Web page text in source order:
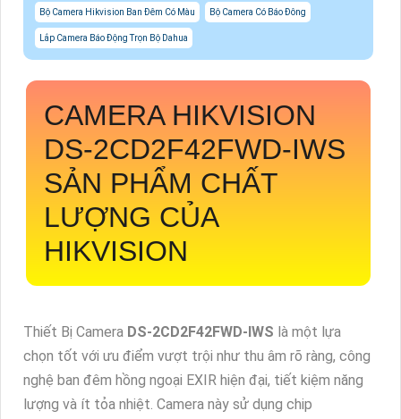
Bộ Camera Hikvision Ban Đêm Có Màu Bộ Camera Có Báo Đông
Lắp Camera Báo Động Trọn Bộ Dahua
CAMERA HIKVISION
DS-2CD2F42FWD-IWS
SẢN PHẨM CHẤT
LƯỢNG CỦA
HIKVISION
Thiết Bị Camera DS-2CD2F42FWD-IWS là một lựa
chọn tốt với ưu điểm vượt trội như thu âm rõ ràng, công
nghệ ban đêm hồng ngoại EXIR hiện đại, tiết kiệm năng
lượng và ít tỏa nhiệt. Camera này sử dụng chip